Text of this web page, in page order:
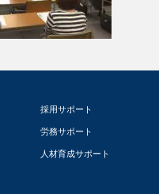
採用サポート
労務サポート
人材育成サポート